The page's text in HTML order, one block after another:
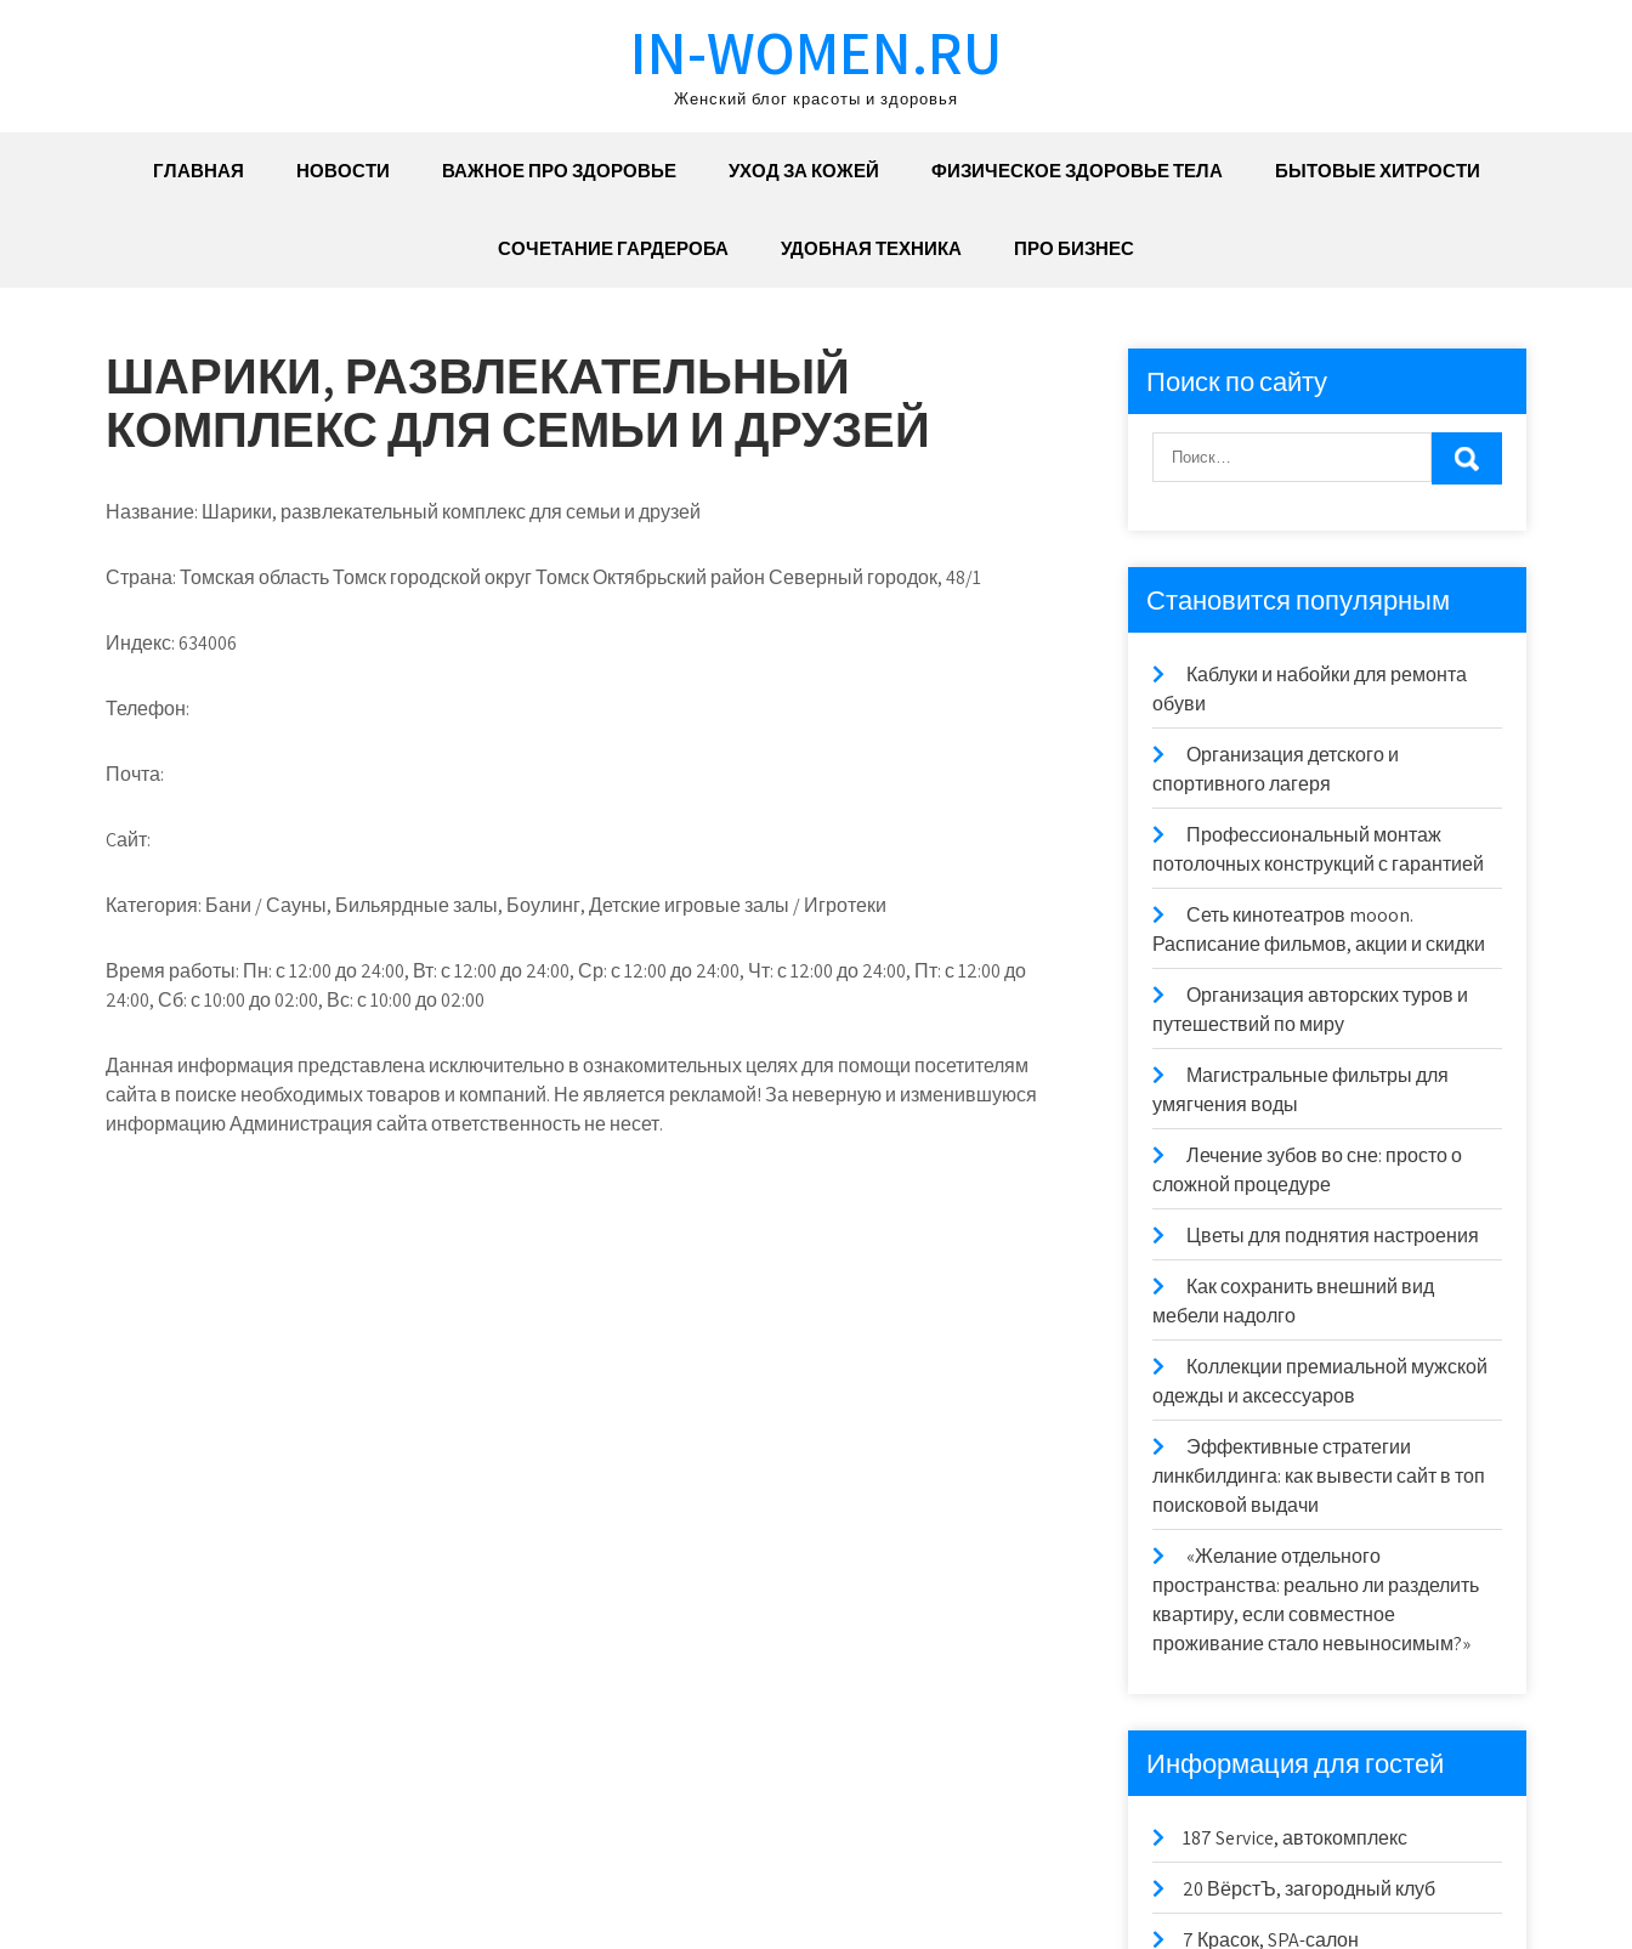
IN-WOMEN.RU
Женский блог красоты и здоровья
ГЛАВНАЯ НОВОСТИ ВАЖНОЕ ПРО ЗДОРОВЬЕ УХОД ЗА КОЖЕЙ ФИЗИЧЕСКОЕ ЗДОРОВЬЕ ТЕЛА БЫТОВЫЕ ХИТРОСТИ
СОЧЕТАНИЕ ГАРДЕРОБА УДОБНАЯ ТЕХНИКА ПРО БИЗНЕС
ШАРИКИ, РАЗВЛЕКАТЕЛЬНЫЙ
КОМПЛЕКС ДЛЯ СЕМЬИ И ДРУЗЕЙ
Название: Шарики, развлекательный комплекс для семьи и друзей
Страна:Томская область Томск городской округ Томск Октябрьский район Северный городок, 48/1
Индекс:634006
Телефон:
Почта:
Cайт:
Категория: Бани / Сауны, Бильярдные залы, Боулинг, Детские игровые залы / Игротеки
Время работы: Пн: с 12:00 до 24:00, Вт: с 12:00 до 24:00, Ср: с 12:00 до 24:00, Чт: с 12:00 до 24:00, Пт: с 12:00 до
24:00, Сб: с 10:00 до 02:00, Вс: с 10:00 до 02:00
Данная информация представлена исключительно в ознакомительных целях для помощи посетителям
сайта в поиске необходимых товаров и компаний. Не является рекламой! За неверную и изменившуюся
информацию Администрация сайта ответственность не несет.
Поиск по сайту
Становится популярным
Каблуки и набойки для ремонта
обуви
Организация детского и
спортивного лагеря
Профессиональный монтаж
потолочных конструкций с гарантией
Сеть кинотеатров mooon.
Расписание фильмов, акции и скидки
Организация авторских туров и
путешествий по миру
Магистральные фильтры для
умягчения воды
Лечение зубов во сне: просто о
сложной процедуре
Цветы для поднятия настроения
Как сохранить внешний вид
мебели надолго
Коллекции премиальной мужской
одежды и аксессуаров
Эффективные стратегии
линкбилдинга: как вывести сайт в топ
поисковой выдачи
«Желание отдельного
пространства: реально ли разделить
квартиру, если совместное
проживание стало невыносимым?»
Информация для гостей
187 Service, автокомплекс
20 ВёрстЪ, загородный клуб
7 Красок, SPA-салон